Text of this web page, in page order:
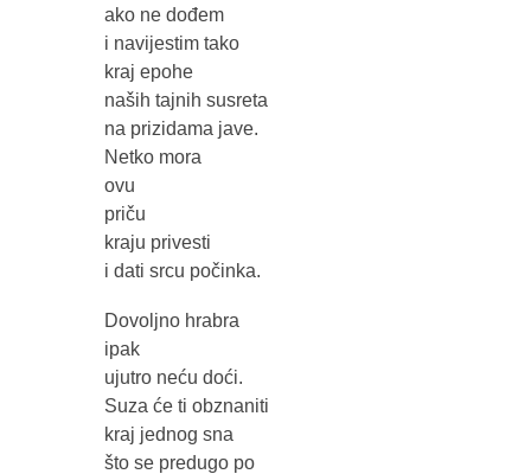
ako ne dođem
i navijestim tako
kraj epohe
naših tajnih susreta
na prizidama jave.
Netko mora
ovu
priču
kraju privesti
i dati srcu počinka.
Dovoljno hrabra
ipak
ujutro neću doći.
Suza će ti obznaniti
kraj jednog sna
što se predugo po